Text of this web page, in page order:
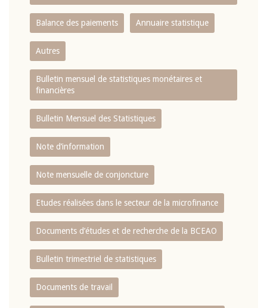
Balance des paiements Annuaire statistique
Autres
Bulletin mensuel de statistiques monétaires et
financières
Bulletin Mensuel des Statistiques
Note d’information
Note mensuelle de conjoncture
Etudes réalisées dans le secteur de la microfinance
Documents d’études et de recherche de la BCEAO
Bulletin trimestriel de statistiques
Documents de travail